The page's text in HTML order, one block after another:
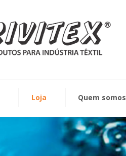
Loja Quem somos